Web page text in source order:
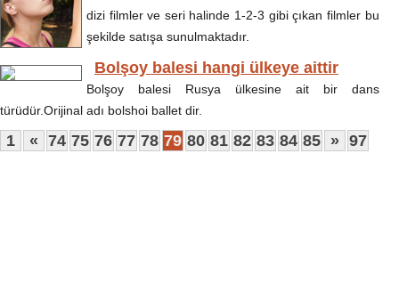
dizi filmler ve seri halinde 1-2-3 gibi çıkan filmler bu
şekilde satışa sunulmaktadır.
Bolşoy balesi hangi ülkeye aittir
Bolşoy balesi Rusya ülkesine ait bir dans
türüdür.Orijinal adı bolshoi ballet dir.
1 « 74 75 76 77 78 79 80 81 82 83 84 85 » 97